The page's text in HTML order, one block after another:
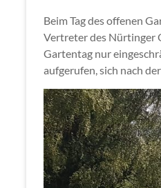
Beim Tag des offenen
Vertreter des Nürtinger
Gartentag nur
aufgerufen, sich nach